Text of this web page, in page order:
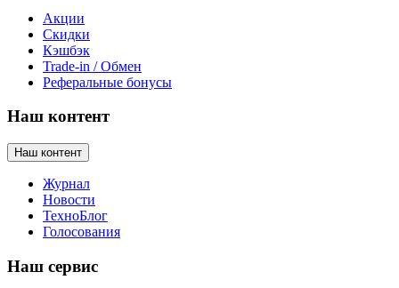
Акции
Скидки
Кэшбэк
Trade-in / Обмен
Реферальные бонусы
Наш контент
Наш контент
Журнал
Новости
ТехноБлог
Голосования
Наш сервис